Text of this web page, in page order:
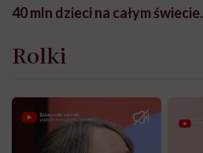
40 mln dzieci na całym świecie.
Rolki